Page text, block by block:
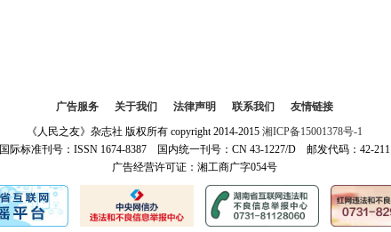
广告服务 关于我们 法律声明 联系我们
友情链接
《人民之友》杂志社 版权所有 copyright 2014-2015 湘ICP备15001378号-1
国际标准刊号：ISSN 1674-8387 国内统一刊号：CN 43-1227/D 邮发代码：42-211
广告经营许可证：湘工商广字054号